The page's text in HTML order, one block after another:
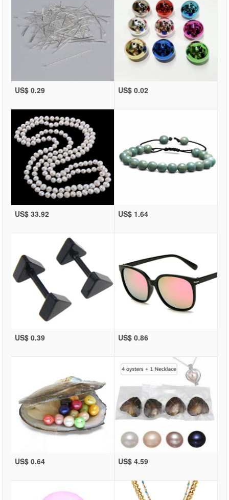
US$ 0.29 US$ 0.02
US$ 33.92 US$ 1.64
US$ 0.39 US$ 0.86
US$ 0.64 US$ 4.59